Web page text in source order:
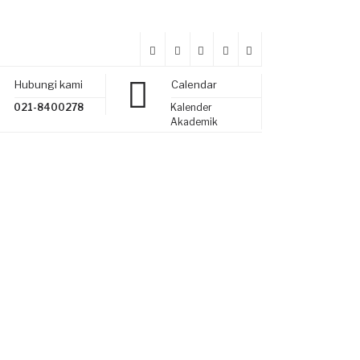
Hubungi kami
021-8400278
Calendar
Kalender
Akademik